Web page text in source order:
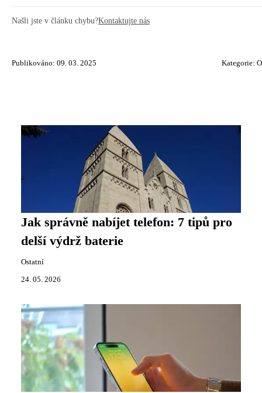
Našli jste v článku chybu?Kontaktujte nás
Publikováno: 09. 03. 2025 Kategorie:
Jak správně nabíjet telefon: 7 tipů pro
delší výdrž baterie
Ostatní
24. 05. 2026